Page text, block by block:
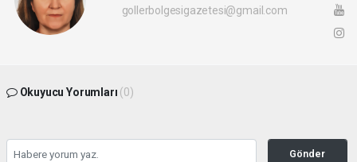
gollerbolgesigazetesi@gmail.com
Okuyucu Yorumları (0)
Gönder